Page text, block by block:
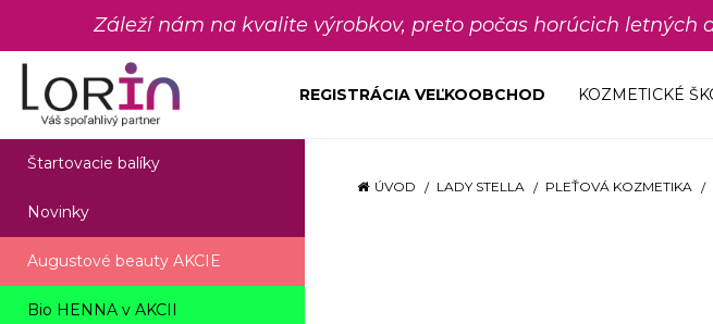
Záleží nám na kvalite výrobkov, preto počas horúcich
REGISTRÁCIA VEĽKOOBCHOD KOZMETICKÉ
Štartovacie balíky
Novinky
Augustové beauty AKCIE
Bio HENNA v AKCII
ÚVOD LADY STELLA PLEŤOVÁ KOZMETIKA